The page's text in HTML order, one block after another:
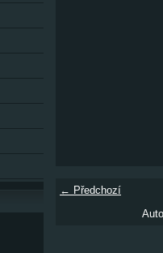
← Předchozí